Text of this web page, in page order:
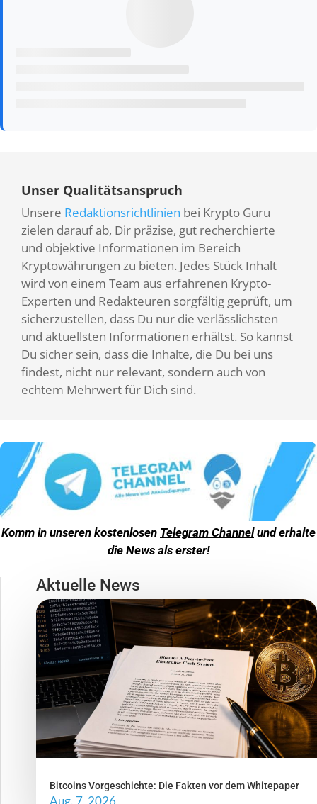
Unser Qualitätsanspruch
Unsere Redaktionsrichtlinien bei Krypto Guru
zielen darauf ab, Dir präzise, gut recherchierte
und objektive Informationen im Bereich
Kryptowährungen zu bieten. Jedes Stück Inhalt
wird von einem Team aus erfahrenen Krypto-
Experten und Redakteuren sorgfältig geprüft, um
sicherzustellen, dass Du nur die verlässlichsten
und aktuellsten Informationen erhältst. So kannst
Du sicher sein, dass die Inhalte, die Du bei uns
findest, nicht nur relevant, sondern auch von
echtem Mehrwert für Dich sind.
Komm in unseren kostenlosen Telegram Channelund erhalte
die News als erster!
Aktuelle News
Bitcoins Vorgeschichte: Die Fakten vor dem Whitepaper
Aug. 7, 2026